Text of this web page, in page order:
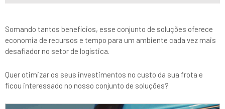
Somando tantos benefícios, esse conjunto de soluções oferece
economia de recursos e tempo para um ambiente cada vez mais
desafiador no setor de logística.
Quer otimizar os seus investimentos no custo da sua frota e
ficou interessado no nosso conjunto de soluções?